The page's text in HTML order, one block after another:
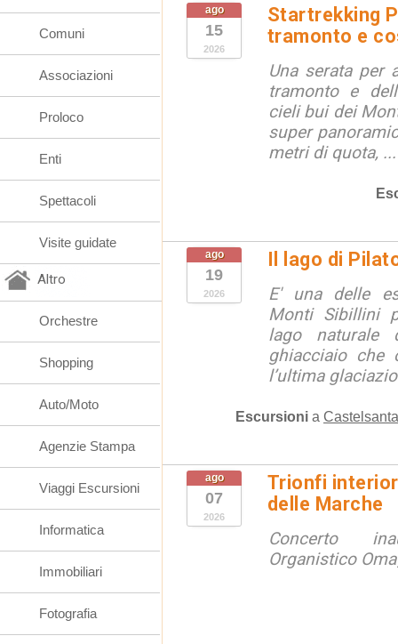
ago
15
2026
Startrekking
tramonto e
Una serata per
tramonto e
cieli bui dei
super
metri di quota, ...
ago
19
2026
Il lago di
E' una delle
Monti Sibillini
lago naturale
ghiacciaio che
l’ultima
Escursioni a
ago
07
2026
Trionfi
delle Marche
Concerto
Organistico
Comuni
Associazioni
Proloco
Enti
Spettacoli
Visite guidate
Altro
Orchestre
Shopping
Auto/Moto
Agenzie Stampa
Viaggi Escursioni
Informatica
Immobiliari
Fotografia